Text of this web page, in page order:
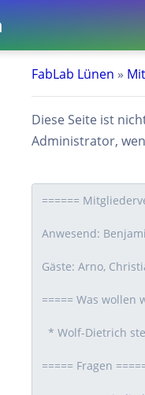
FabLab Lünen »
Diese Seite ist
Administrator,